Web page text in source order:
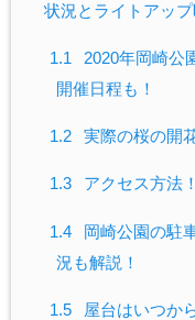
状況とライトアップ
1.1
2020年岡崎公
開催日程も！
1.2 実際の桜の開
1.3 アクセス方法！
1.4
岡崎公園の駐
況も解説！
1.5 屋台はいつか